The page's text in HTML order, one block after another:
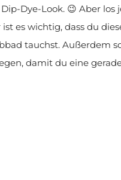
Dye-Look. 😉 Aber los
ist es wichtig, dass du
tauchst. Außerdem
damit du eine